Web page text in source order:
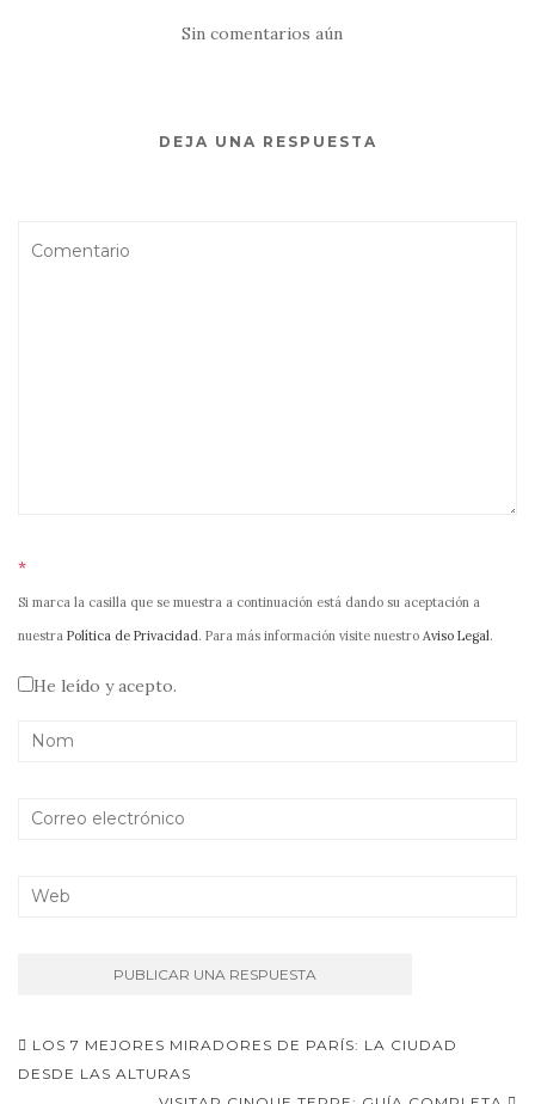
Sin comentarios aún
DEJA UNA RESPUESTA
*
Si marca la casilla que se muestra a continuación está dando su aceptación a
nuestra Política de Privacidad. Para más información visite nuestro Aviso Legal.
He leído y acepto.
Navegación
de
LOS 7 MEJORES MIRADORES DE PARÍS: LA CIUDAD
DESDE LAS ALTURAS